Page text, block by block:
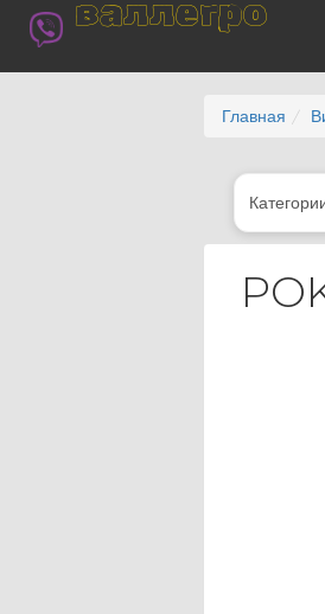
валлегро
Главная